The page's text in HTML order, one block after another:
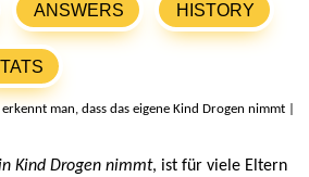
ANSWERS HISTORY
Kind Drogen nimmt, ist für viele Eltern